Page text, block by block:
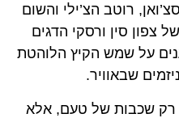
רוטב הצ’ילי והשום
צפון סין ורסקי הדגים
על שמש הקיץ הלוהטת
שבאוויר.
רק שכבות של טעם, אלא